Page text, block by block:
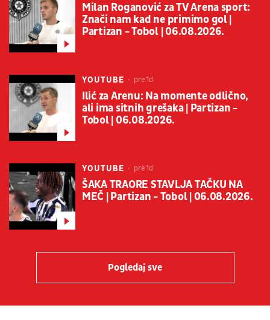
Milan Roganović za TV Arena sport:
Znači nam kad ne primimo gol |
Partizan - Tobol | 06.08.2026.
YOUTUBE pre 1d
Ilić za Arenu: Na momente odlično,
ali ima sitnih grešaka | Partizan -
Tobol | 06.08.2026.
YOUTUBE pre 1d
ŠAKA TRAORE STAVLJA TAČKU NA
MEČ | Partizan - Tobol | 06.08.2026.
Pogledaj sve